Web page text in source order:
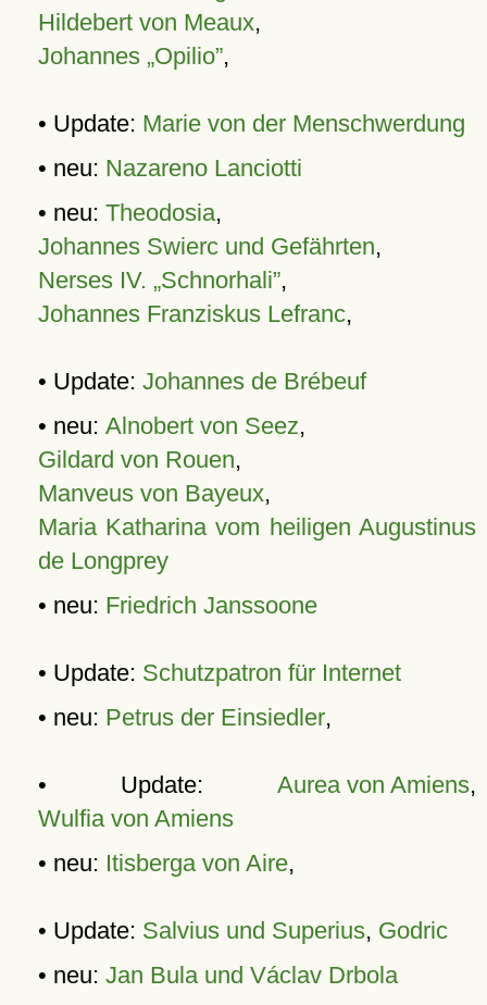
Hildebert von Meaux,
Johannes „Opilio”,
• Update: Marie von der Menschwerdung
• neu: Nazareno Lanciotti
• neu: Theodosia,
Johannes Swierc und Gefährten,
Nerses IV. „Schnorhali”,
Johannes Franziskus Lefranc,
• Update: Johannes de Brébeuf
• neu: Alnobert von Seez,
Gildard von Rouen,
Manveus von Bayeux,
Maria Katharina vom heiligen Augustinus
de Longprey
• neu: Friedrich Janssoone
• Update: Schutzpatron für Internet
• neu: Petrus der Einsiedler,
• Update: Aurea von Amiens,
Wulfia von Amiens
• neu: Itisberga von Aire,
• Update: Salvius und Superius, Godric
• neu: Jan Bula und Václav Drbola